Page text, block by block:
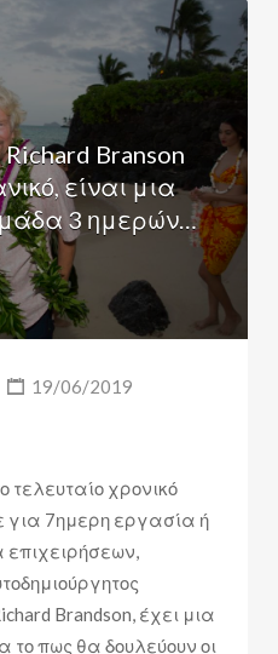
Branson
είναι μια
3 ημερών…
19/06/2019
χρονικό
για 7ημερη εργασία ή
επιχειρήσεων,
Brandson, έχει μια
το πως θα δουλεύουν οι